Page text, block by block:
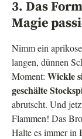
3. Das
Magie
Nimm ein
langen, dünnen
Moment: Wickle
geschälte
abrutscht. Und
Flammen! Das
Halte es immer in